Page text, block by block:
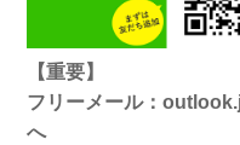
【重要】
フリーメール：
へ